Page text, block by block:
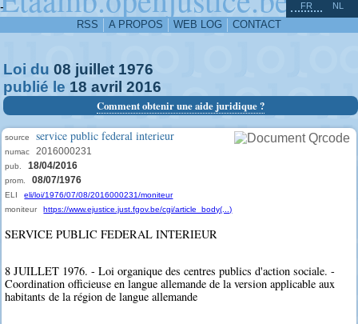
-
RSS A PROPOS WEB LOG CONTACT
FR NL
Loi du 08 juillet 1976
publié le 18 avril 2016
Comment obtenir une aide juridique ?
source service public federal interieur
numac 2016000231
pub. 18/04/2016
prom. 08/07/1976
ELI
eli/loi/1976/07/08/2016000231/moniteur
moniteur
https://www.ejustice.just.fgov.be/cgi/article_body(...)
SERVICE PUBLIC FEDERAL INTERIEUR
8 JUILLET 1976. - Loi organique des centres publics d'action sociale. -
Coordination officieuse en langue allemande de la version applicable aux
habitants de la région de langue allemande
^